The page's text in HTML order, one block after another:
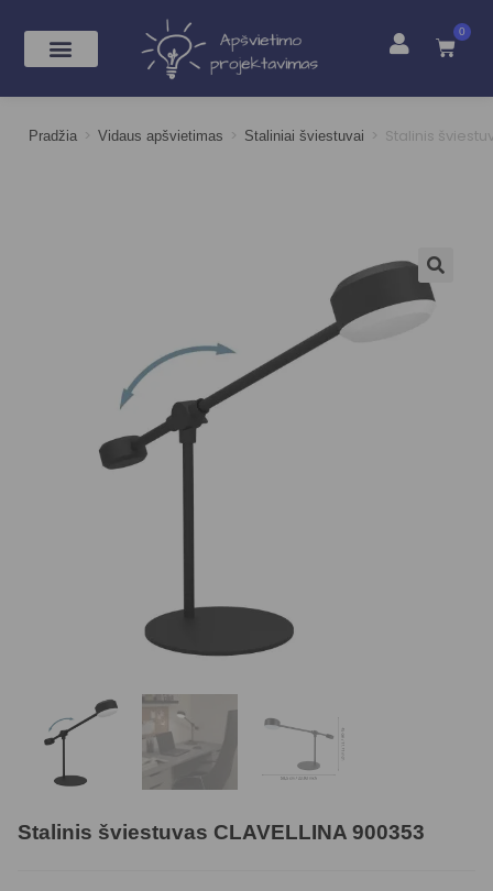
0
Pradžia > Vidaus apšvietimas > Staliniai šviestuvai > Stalinis
Stalinis šviestuvas CLAVELLINA 900353